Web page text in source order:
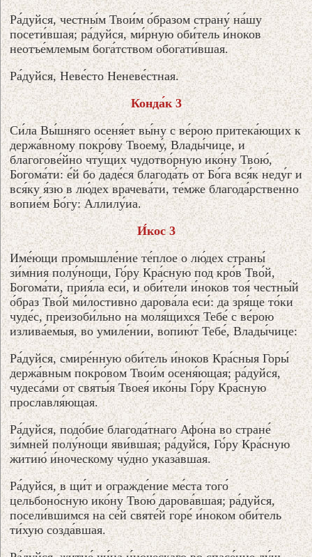
Ра́дуйся, честны́м Твои́м о́бразом страну́ на́шу
посети́вшая; ра́дуйся, ми́рную оби́тель и́ноков
неотъе́млемым бога́тством обогати́вшая.
Ра́дуйся, Неве́сто Неневе́стная.
Конда́к 3
Си́ла Вы́шняго осеня́ет вы́ну с ве́рою притека́ющих к
держа́вному покро́ву Твоему́, Влады́чице, и
благогове́йно чту́щих чудотво́рную ико́ну Твою́,
Богома́ти: е́й бо даде́ся благода́ть от Бо́га вся́к неду́г и
вся́ку я́зю в лю́дех врачева́ти, те́мже благода́рственно
вопие́м Бо́гу: Аллилу́иа.
И́кос 3
Име́ющи промышле́ние те́плое о лю́дех страны́
зи́мния полу́нощи, Го́ру Кра́сную под кро́в Тво́й,
Богома́ти, прия́ла еси́, и оби́тели и́ноков тоя́ честны́й
о́браз Тво́й ми́лостивно дарова́ла еси́: да зря́ще то́ки
чуде́с, преизоби́льно на моля́щихся Тебе́ с ве́рою
излива́емыя, во умиле́нии, вопию́т Тебе́, Влады́чице:
Ра́дуйся, смире́нную оби́тель и́ноков Кра́сныя Горы́
держа́вным покро́вом Твои́м осеня́ющая; ра́дуйся,
чудеса́ми от святы́я Твоея́ ико́ны Го́ру Кра́сную
прославля́ющая.
Ра́дуйся, подо́бие благода́тнаго Афо́на во стране́
зи́мней полу́нощи яви́вшая; ра́дуйся, Го́ру Кра́сную
житию́ и́ноческому чу́дно указа́вшая.
Ра́дуйся, в щи́т и огражде́ние ме́ста того́
цельбоно́сную ико́ну Твою́ дарова́вшая; ра́дуйся,
посели́вшимся на се́й святе́й горе́ и́ноком оби́тель
ти́хую созда́вшая.